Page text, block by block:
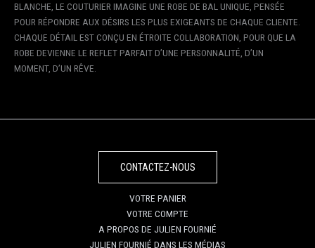
BLANCHE, LE COUTURIER IMAGINE UNE ROBE DE BAL UNIQUE, PENSÉE
POUR RÉPONDRE AUX DÉSIRS LES PLUS EXIGEANTS DE CHAQUE CLIENTE.
CHAQUE DÉTAIL EST CONÇU EN ÉTROITE COLLABORATION, POUR QUE LA
ROBE DEVIENNE LE REFLET PARFAIT D’UNE PERSONNALITÉ, D’UN
MOMENT, D’UN RÊVE.
CONTACTEZ-NOUS
VOTRE PANIER
VOTRE COMPTE
A PROPOS DE JULIEN FOURNIÉ
JULIEN FOURNIÉ DANS LES MÉDIAS